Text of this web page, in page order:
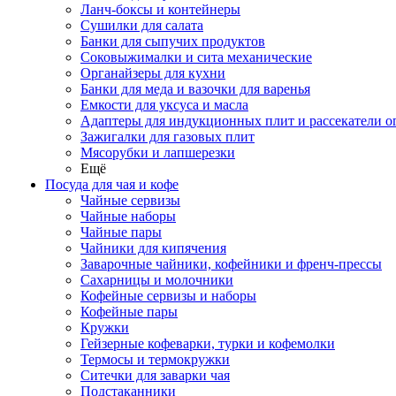
Ланч-боксы и контейнеры
Сушилки для салата
Банки для сыпучих продуктов
Соковыжималки и сита механические
Органайзеры для кухни
Банки для меда и вазочки для варенья
Емкости для уксуса и масла
Адаптеры для индукционных плит и рассекатели
Зажигалки для газовых плит
Мясорубки и лапшерезки
Ещё
Посуда для чая и кофе
Чайные сервизы
Чайные наборы
Чайные пары
Чайники для кипячения
Заварочные чайники, кофейники и френч-прессы
Сахарницы и молочники
Кофейные сервизы и наборы
Кофейные пары
Кружки
Гейзерные кофеварки, турки и кофемолки
Термосы и термокружки
Ситечки для заварки чая
Подстаканники